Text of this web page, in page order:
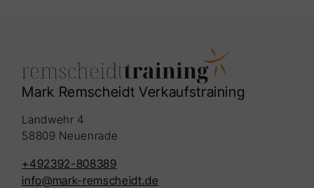
Wie würde es Ihre Verkaufsgespräche
revolutionieren und Ihren Erfolg in
ungeahnte Höhen katapultieren?
Mark Remscheidt Verkaufstraining
Landwehr 4
58809 Neuenrade
+492392-808389
info@mark-remscheidt.de